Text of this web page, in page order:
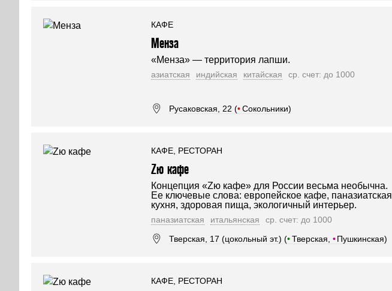
КАФЕ
Менза
«Менза» — территория лапши.
азиатская индийская китайская ср. счет: до 1000
Русаковская, 22 (•Сокольники)
КАФЕ, РЕСТОРАН
Zю кафе
Концепция «Zю кафе» для России весьма необычна.
Ее ключевые слова: европейское кафе, паназиатская
кухня, здоровая пища, экологичный интерьер.
паназиатская итальянская
ср. счет: до 1000
Тверская, 17 (цокольный эт.) (•Тверская, • Пушкинская)
КАФЕ, РЕСТОРАН